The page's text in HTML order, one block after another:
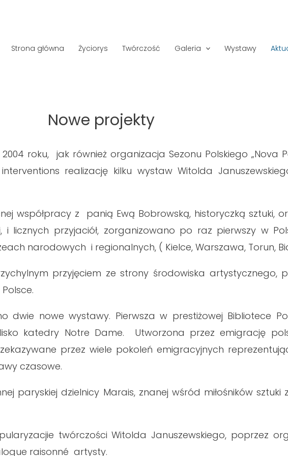
Strona główna Życiorys Twórczość Galeria Wystawy
Nowe projekty
roku, jak również organizacja Sezonu Polskiego „Nova
interventions realizację kilku wystaw Witolda
współpracy z panią Ewą Bobrowską, historyczką sztuki,
i licznych przyjaciół, zorganizowano po raz pierwszy w
narodowych i regionalnych, ( Kielce, Warszawa, Torun,
przyjęciem ze strony środowiska artystycznego,
dwie nowe wystawy. Pierwsza w prestiżowej Bibliotece
katedry Notre Dame. Utworzona przez emigrację
przez wiele pokoleń emigracyjnych
czasowe.
paryskiej dzielnicy Marais, znanej wśród miłośników
twórczości Witolda Januszewskiego, poprzez
raisonné artysty.